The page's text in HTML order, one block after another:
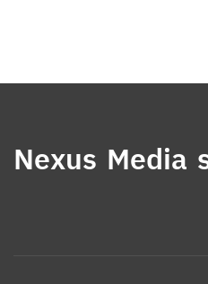
Nexus Media